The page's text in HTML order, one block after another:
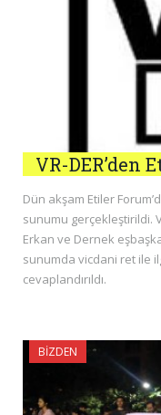
VR-DER’den
Dün akşam Etiler
sunumu gerçekleştirildi.
Erkan ve Dernek
sunumda vicdani ret ile
cevaplandırıldı.
BIZDEN